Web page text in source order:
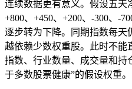
连续数据更有意义。假设五天
+800、+450、+200、-300、-
逐步转为下降。同期指数每天
越依赖少数权重股。此时不能
指数、行业数量、成交量和持
于多数股票健康”的假设权重。